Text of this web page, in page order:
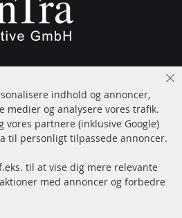
Kundeservice
Betalingsmetoder
indhold og annoncer,
medier og analysere vores trafik.
vores partnere (inklusive Google)
til personligt tilpassede annoncer.
til at vise dig mere relevante
med annoncer og forbedre